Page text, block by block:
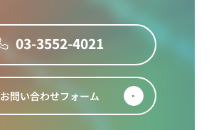
03-3552-4021
お問い合わせフォーム